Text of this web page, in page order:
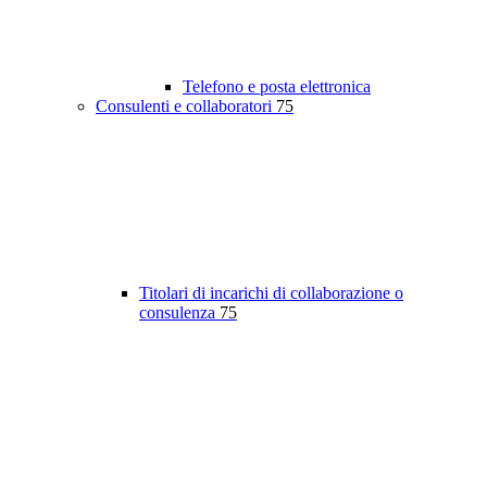
Telefono e posta elettronica
Consulenti e collaboratori 75
Titolari di incarichi di collaborazione o
consulenza 75